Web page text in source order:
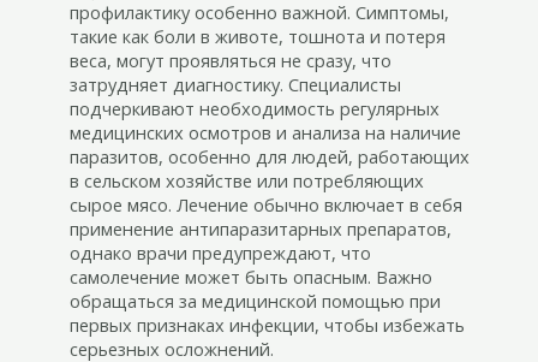
профилактику особенно важной. Симптомы,
такие как боли в животе, тошнота и потеря
веса, могут проявляться не сразу, что
затрудняет диагностику. Специалисты
подчеркивают необходимость регулярных
медицинских осмотров и анализа на наличие
паразитов, особенно для людей, работающих
в сельском хозяйстве или потребляющих
сырое мясо. Лечение обычно включает в себя
применение антипаразитарных препаратов,
однако врачи предупреждают, что
самолечение может быть опасным. Важно
обращаться за медицинской помощью при
первых признаках инфекции, чтобы избежать
серьезных осложнений.